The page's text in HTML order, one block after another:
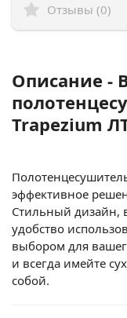
Отзывы (0)
Описание -
Trapezium
эффективное
Стильный дизайн,
удобство
выбором для
и всегда имейте
собой.